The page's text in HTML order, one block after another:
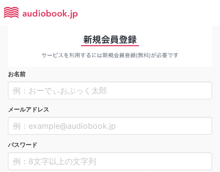
お名前
メールアドレス
パスワード